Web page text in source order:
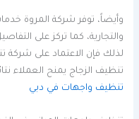
وأيضاً، توفر شركة المروة
والتجارية، كما تركز على
لذلك فإن الاعتماد على
تنظيف الزجاج يمنح العملاء
تنظيف واجهات في دبي